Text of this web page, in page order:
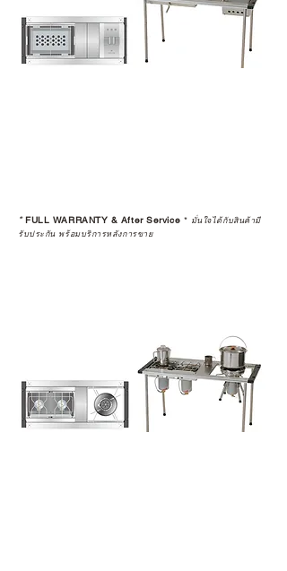
*FULL WARRANTY & After Service * มั่นใจได้กับสินค้ามี
รับประกัน พร้อมบริการหลังการขาย